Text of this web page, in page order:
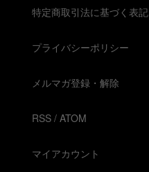
特定商取引法に基づく表記
プライバシーポリシー
メルマガ登録・解除
RSS /ATOM
マイアカウント